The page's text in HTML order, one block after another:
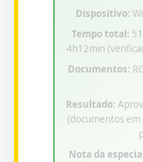
Dispositivo:
Tempo total:
4h12min
Documentos:
Resultado:
(documentos em
Nota da